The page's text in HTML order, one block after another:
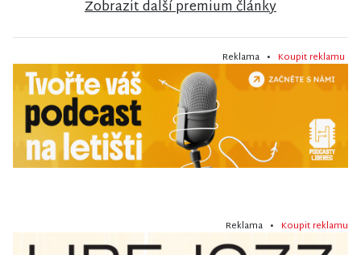
Zobrazit další premium články
Reklama • Koupit reklamu
Reklama • Koupit reklamu